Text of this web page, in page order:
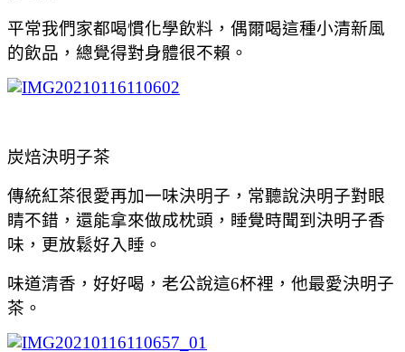
平常我們家都喝慣化學飲料，偶爾喝這種小清新風
的飲品，總覺得對身體很不賴。
炭焙決明子茶
傳統紅茶很愛再加一味決明子，常聽說決明子對眼
睛不錯，還能拿來做成枕頭，睡覺時聞到決明子香
味，更放鬆好入睡。
味道清香，好好喝，老公說這6杯裡，他最愛決明子
茶。